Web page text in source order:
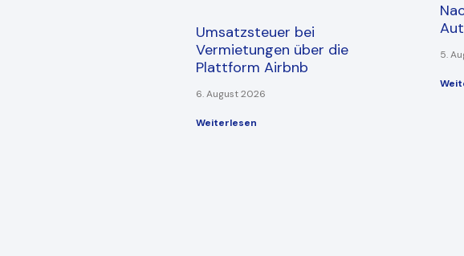
Umsatzsteuer bei
Vermietungen über die
Plattform Airbnb
6. August 2026
Weiterlesen
5.